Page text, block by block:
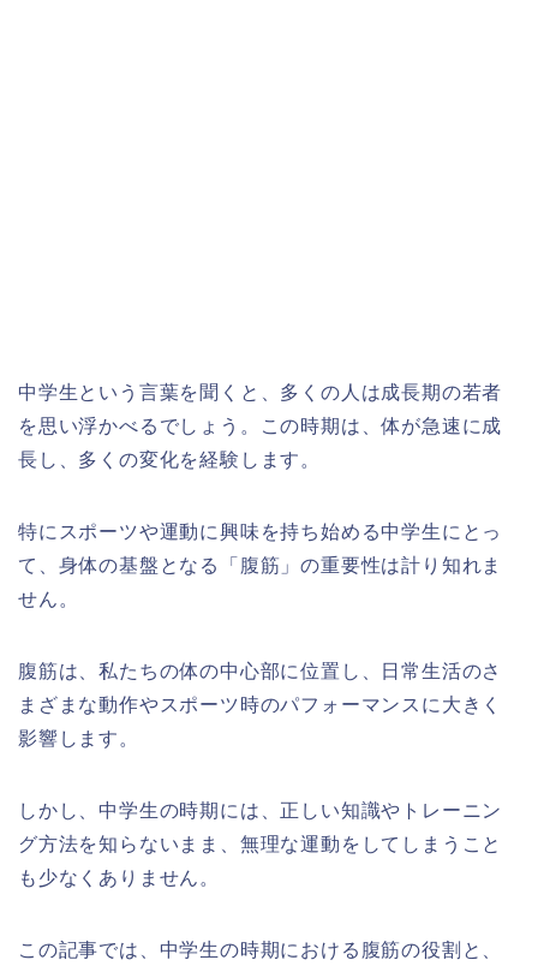
中学生という言葉を聞くと、多くの人は成長期の若者
を思い浮かべるでしょう。この時期は、体が急速に成
長し、多くの変化を経験します。
特にスポーツや運動に興味を持ち始める中学生にとっ
て、身体の基盤となる「腹筋」の重要性は計り知れま
せん。
腹筋は、私たちの体の中心部に位置し、日常生活のさ
まざまな動作やスポーツ時のパフォーマンスに大きく
影響します。
しかし、中学生の時期には、正しい知識やトレーニン
グ方法を知らないまま、無理な運動をしてしまうこと
も少なくありません。
この記事では、中学生の時期における腹筋の役割と、